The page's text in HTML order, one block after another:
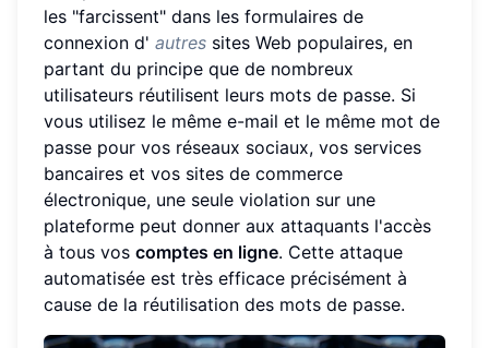
les "farcissent" dans les formulaires de
connexion d' autres sites Web populaires, en
partant du principe que de nombreux
utilisateurs réutilisent leurs mots de passe. Si
vous utilisez le même e-mail et le même mot de
passe pour vos réseaux sociaux, vos services
bancaires et vos sites de commerce
électronique, une seule violation sur une
plateforme peut donner aux attaquants l'accès
à tous vos comptes en ligne. Cette attaque
automatisée est très efficace précisément à
cause de la réutilisation des mots de passe.